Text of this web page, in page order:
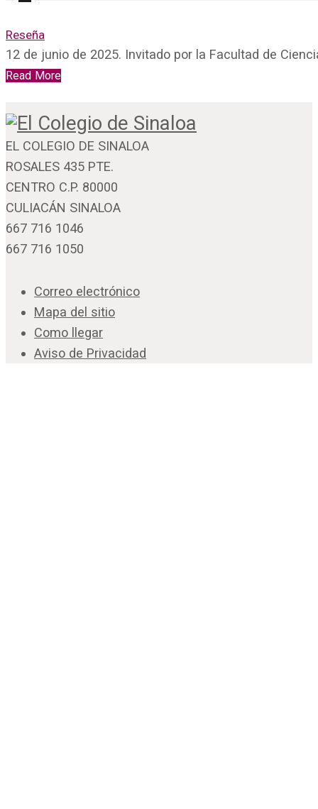
Reseña
12 de junio de 2025. Invitado por la Facultad de
Read More
EL COLEGIO DE SINALOA
ROSALES 435 PTE.
CENTRO C.P. 80000
CULIACÁN SINALOA
667 716 1046
667 716 1050
Correo electrónico
Mapa del sitio
Como llegar
Aviso de Privacidad